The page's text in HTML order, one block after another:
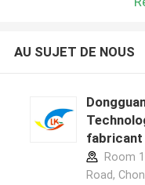
AU SUJET DE NOUS
fabricant
Room
Road,